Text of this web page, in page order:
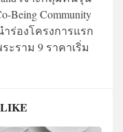
Being Community
ำร่องโครงการแรก
ะราม 9 ราคาเริ่ม